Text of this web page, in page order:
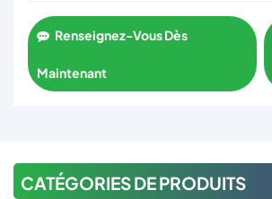
Renseignez-Vous Dès
Maintenant
CATÉGORIES DE PRODUITS